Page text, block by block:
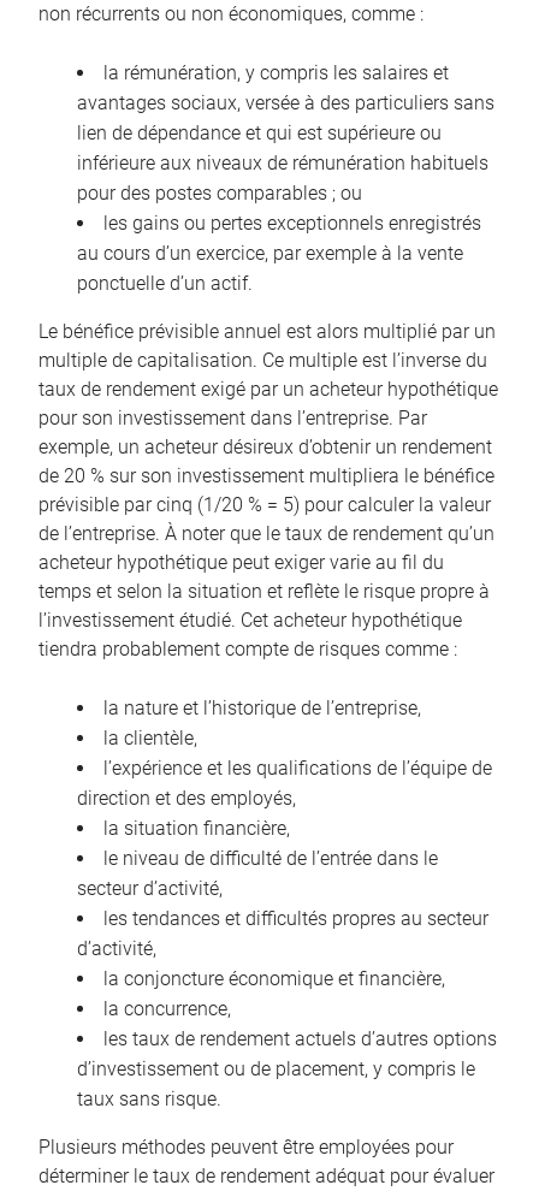
non récurrents ou non économiques, comme :
la rémunération, y compris les salaires et
avantages sociaux, versée à des particuliers sans
lien de dépendance et qui est supérieure ou
inférieure aux niveaux de rémunération habituels
pour des postes comparables ; ou
les gains ou pertes exceptionnels enregistrés
au cours d’un exercice, par exemple à la vente
ponctuelle d’un actif.
Le bénéfice prévisible annuel est alors multiplié par un
multiple de capitalisation. Ce multiple est l’inverse du
taux de rendement exigé par un acheteur hypothétique
pour son investissement dans l’entreprise. Par
exemple, un acheteur désireux d’obtenir un rendement
de 20 % sur son investissement multipliera le bénéfice
prévisible par cinq (1/20 % = 5) pour calculer la valeur
de l’entreprise. À noter que le taux de rendement qu’un
acheteur hypothétique peut exiger varie au fil du
temps et selon la situation et reflète le risque propre à
l’investissement étudié. Cet acheteur hypothétique
tiendra probablement compte de risques comme :
la nature et l’historique de l’entreprise,
la clientèle,
l’expérience et les qualifications de l’équipe de
direction et des employés,
la situation financière,
le niveau de difficulté de l’entrée dans le
secteur d’activité,
les tendances et difficultés propres au secteur
d’activité,
la conjoncture économique et financière,
la concurrence,
les taux de rendement actuels d’autres options
d’investissement ou de placement, y compris le
taux sans risque.
Plusieurs méthodes peuvent être employées pour
déterminer le taux de rendement adéquat pour évaluer